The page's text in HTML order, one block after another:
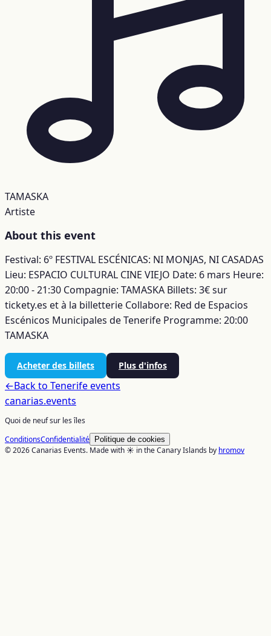
TAMASKA
Artiste
About this event
Festival: 6º FESTIVAL ESCÉNICAS: NI MONJAS, NI CASADAS
Lieu: ESPACIO CULTURAL CINE VIEJO Date: 6 mars Heure:
20:00 - 21:30 Compagnie: TAMASKA Billets: 3€ sur
tickety.es et à la billetterie Collabore: Red de Espacios
Escénicos Municipales de Tenerife Programme: 20:00
TAMASKA
Acheter des billets Plus d'infos
←Back to Tenerifeevents
canarias.events
Quoi de neuf sur les îles
ConditionsConfidentialité Politique de cookies
© 2026 Canarias Events. Made with ☀️ in the Canary Islands by hromov